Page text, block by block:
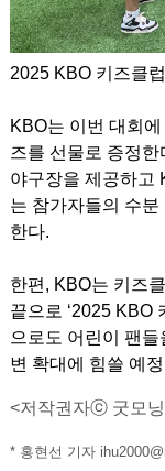
2025 KBO 키즈클
KBO는 이번 대회
즈를 선물로 증정
야구장을 제공하고
는 참가자들의 수
한다.
한편, KBO는 키즈
끝으로 ‘2025 KBO
으로도 어린이 팬
변 확대에 힘쓸 예
<저작권자ⓒ 굿모
* 홍현선 기자